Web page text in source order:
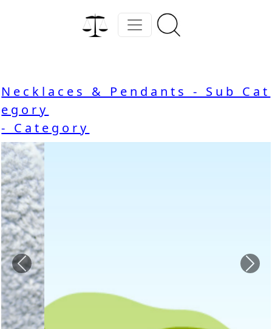
Necklaces & Pendants - Sub Cat
egory
- Category
Previous